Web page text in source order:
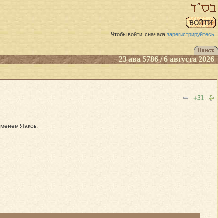
Чтобы войти, сначала зарегистрируйтесь.
23 ава 5786 / 6 августа 2026
+31
Яаков.